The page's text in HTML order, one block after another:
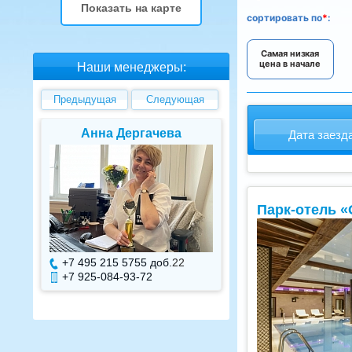
Показать на карте
Наши менеджеры:
Предыдущая Следующая
Анна Дергачева
+7 495 215 5755 доб. 22
+7 925-084-93-72
Елена
+7 495 215
+7 925-084-
сортировать по*:
Самая низкая
цена в начале
Дата
Парк-отель